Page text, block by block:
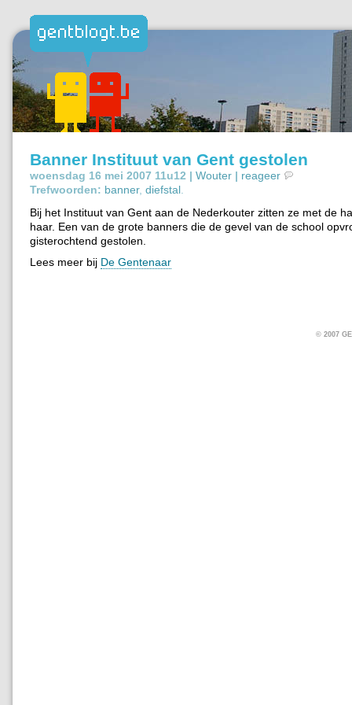
Banner Instituut van Gent gestolen
woensdag 16 mei 2007 11u12 | Wouter | reageer
Trefwoorden: banner, diefstal
Bij het Instituut van Gent aan de Nederkouter zitten ze met de
haar. Een van de grote banners die de gevel van de school
gisterochtend gestolen.
Lees meer bij De Gentenaar
© 2007